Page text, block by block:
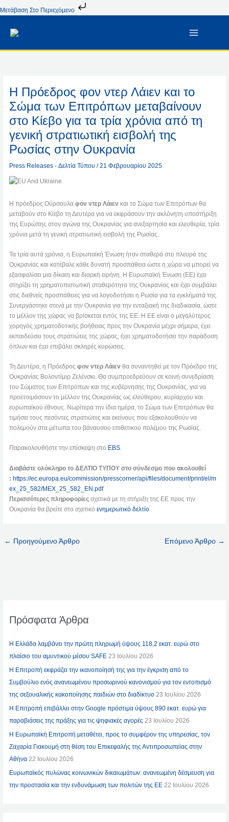
Μετάβαση Στο Περιεχόμενο
Στο
Η Πρόεδρος φον ντερ Λάιεν και το
Σώμα των Επιτρόπων μεταβαίνουν
στο Κίεβο για τα τρία χρόνια από τη
γενική στρατιωτική εισβολή της
Ρωσίας στην Ουκρανία
Press Releases - Δελτία Τύπου /21 Φεβρουαρίου 2025
Η πρόεδρος Ούρσουλαφον ντερ Λάιεν και το Σώμα των Επιτρόπων θα
μεταβούν στο Κίεβο τη Δευτέρα για να εκφράσουν την ακλόνητη υποστήριξη
της Ευρώπης στον αγώνα της Ουκρανίας για ανεξαρτησία και ελευθερία, τρία
χρόνια μετά τη γενική στρατιωτική εισβολή της Ρωσίας.
Τα τρία αυτά χρόνια, η Ευρωπαϊκή Ένωση ήταν σταθερά στο πλευρό της
Ουκρανίας και κατέβαλε κάθε δυνατή προσπάθεια ώστε η χώρα να μπορεί να
εξασφαλίσει μια δίκαιη και διαρκή ειρήνη. Η Ευρωπαϊκή Ένωση (ΕΕ) έχει
στηρίξει τη χρηματοπιστωτική σταθερότητα της Ουκρανίας και έχει συμβάλει
στις διεθνείς προσπάθειες για να λογοδοτήσει η Ρωσία για τα εγκλήματά της.
Συνεργάστηκε στενά με την Ουκρανία για την ενταξιακή της διαδικασία, ώστε
το μέλλον της χώρας να βρίσκεται εντός της ΕΕ. Η ΕΕ είναι ο μεγαλύτερος
χορηγός χρηματοδοτικής βοήθειας προς την Ουκρανία μέχρι σήμερα, έχει
εκπαιδεύσει τους στρατιώτες της χώρας, έχει χρηματοδοτήσει την παράδοση
όπλων και έχει επιβάλει σκληρές κυρώσεις.
Τη Δευτέρα, η Πρόεδροςφον ντερ Λάιεν θα συναντηθεί με τον Πρόεδρο της
Ουκρανίας Βολοντίμιρ Ζελένσκι. Θα συμπροεδρεύουν σε κοινή συνεδρίαση
του Σώματος των Επιτρόπων και της κυβέρνησης της Ουκρανίας, για να
προετοιμάσουν το μέλλον της Ουκρανίας ως ελεύθερου, κυρίαρχου και
ευρωπαϊκού έθνους. Νωρίτερα την ίδια ημέρα, το Σώμα των Επιτρόπων θα
τιμήσει τους πεσόντες στρατιώτες και εκείνους που εξακολουθούν να
πολεμούν στα μέτωπα του βάναυσου επιθετικού πολέμου της Ρωσίας.
Παρακολουθήστε την επίσκεψη στο EBS.
Διαβάστε ολόκληρο το ΔΕΛΤΙΟ ΤΥΠΟΥ στο σύνδεσμο που ακολουθεί
:https://ec.europa.eu/commission/presscorner/api/files/document/print/el/m
ex_25_582/MEX_25_582_EN.pdf
Περισσότερες πληροφορίες σχετικά με τη στήριξη της ΕΕ προς την
Ουκρανία θα βρείτε στο σχετικόενημερωτικό δελτίο
← Προηγούμενο Άρθρο Επόμενο Άρθρο →
Πρόσφατα Άρθρα
Η Ελλάδα λαμβάνει την πρώτη πληρωμή ύψους 118,2 εκατ. ευρώ στο
πλαίσιο του αμυντικού μέσου SAFE 23 Ιουλίου 2026
Η Επιτροπή εκφράζει την ικανοποίησή της για την έγκριση από το
Συμβούλιο ενός ανανεωμένου προσωρινού κανονισμού για τον εντοπισμό
της σεξουαλικής κακοποίησης παιδιών στο διαδίκτυο 23 Ιουλίου 2026
Η Επιτροπή επιβάλλει στην Google πρόστιμα ύψους 890 εκατ. ευρώ για
παραβιάσεις της πράξης για τις ψηφιακές αγορές 23 Ιουλίου 2026
Η Ευρωπαϊκή Επιτροπή μεταθέτει, προς το συμφέρον της υπηρεσίας, τον
Ζαχαρία Γιακουμή στη θέση του Επικεφαλής της Αντιπροσωπείας στην
Αθήνα 22 Ιουλίου 2026
Ευρωπαϊκός πυλώνας κοινωνικών δικαιωμάτων: ανανεωμένη δέσμευση για
την προστασία και την ενδυνάμωση των πολιτών της ΕΕ 22 Ιουλίου 2026